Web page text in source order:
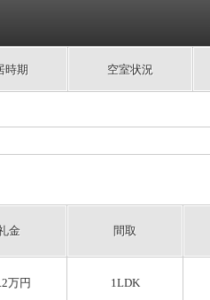
時期 空室状況
金 間取
万円 1LDK